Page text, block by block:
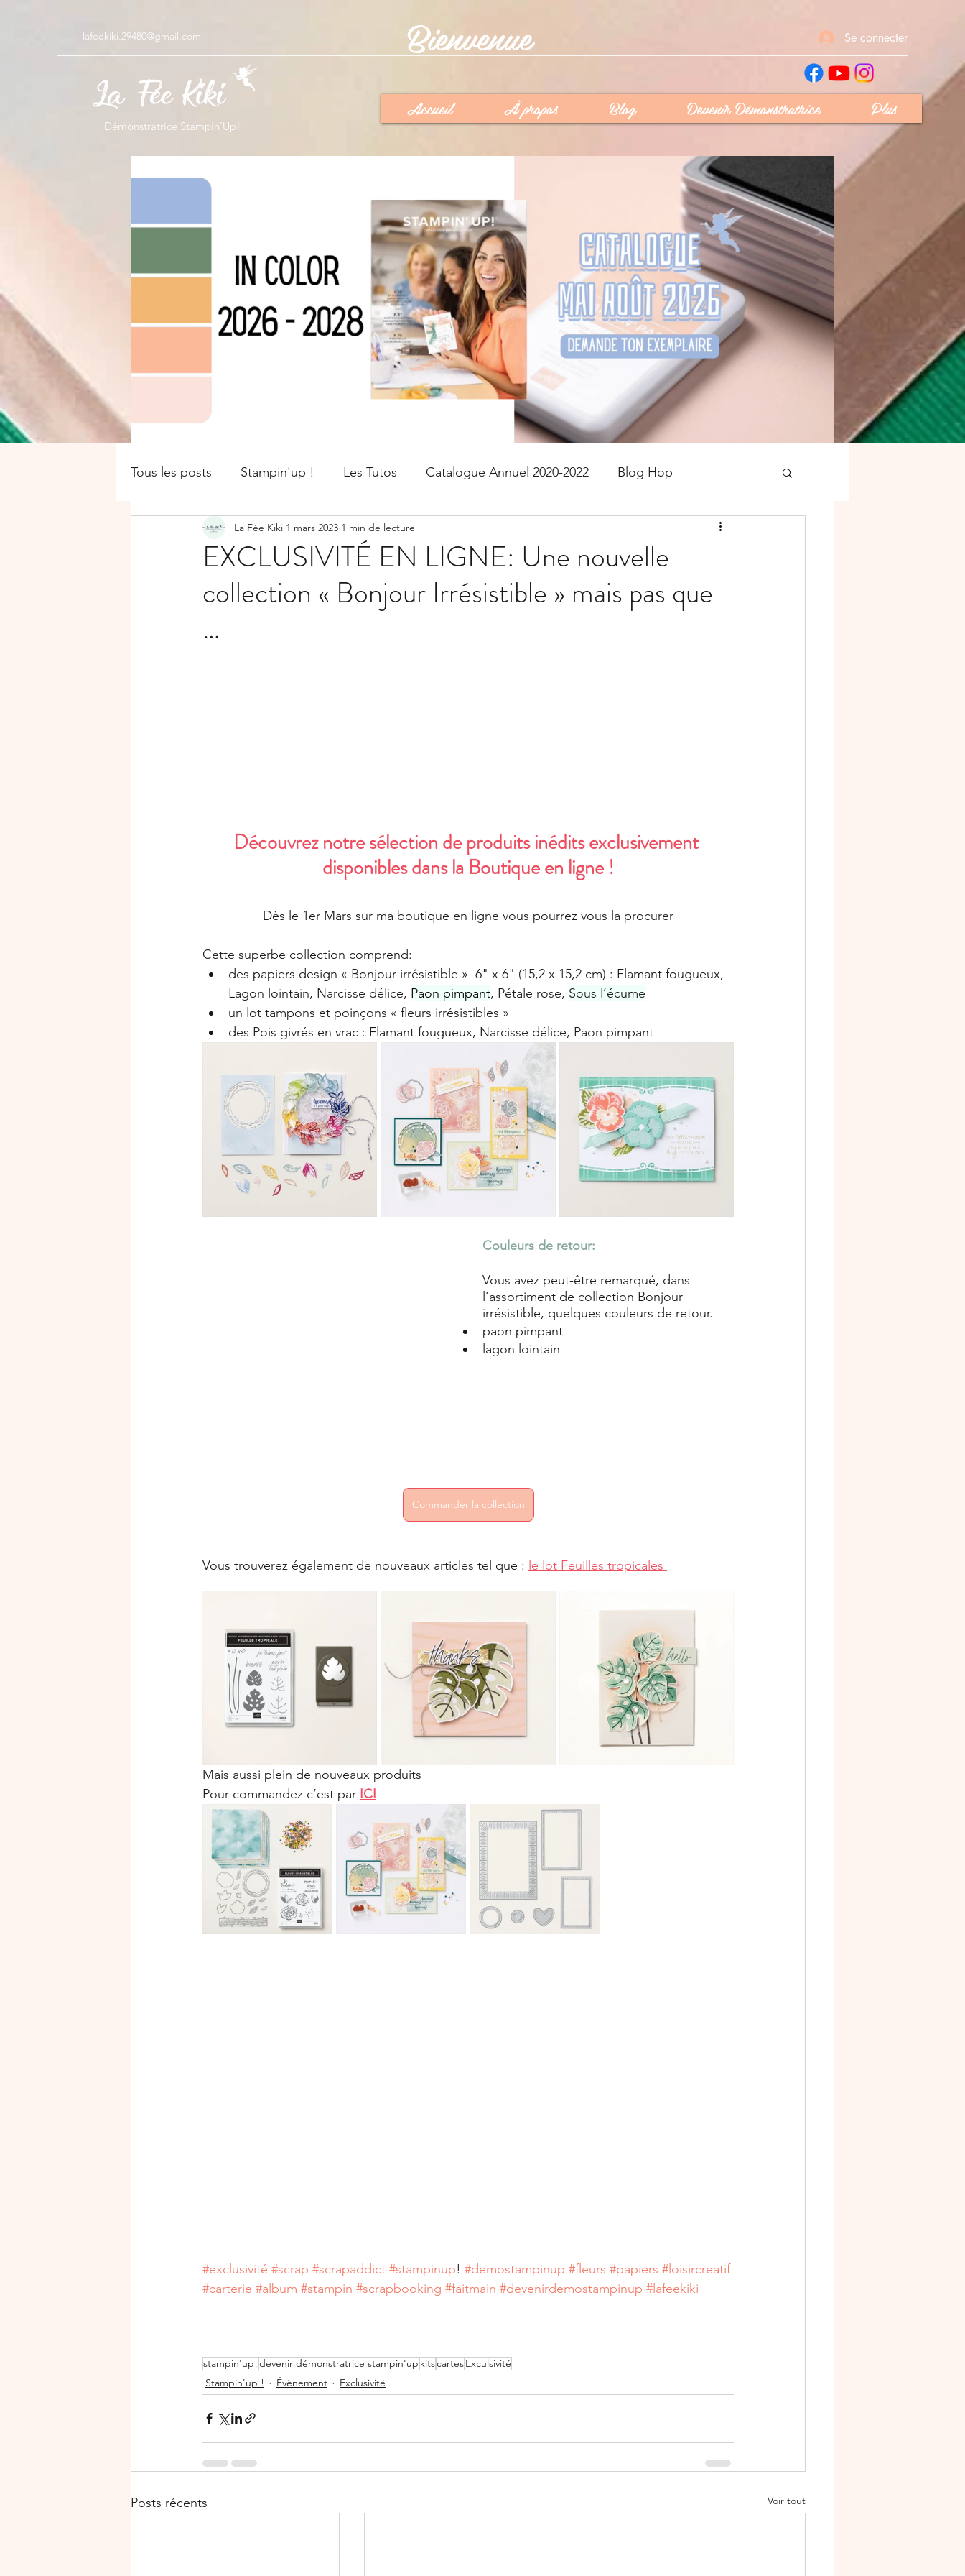
lafeekiki.29480@gmail.com Se connecter
Démonstratrice Stampin’Up!
Accueil À propos Blog Devenir Démonstratrice Plus
Bienvenue
Tous les posts Stampin'up ! Les Tutos Catalogue Annuel 2020-2022 Blog Hop
catalogue saisonnier Offres kits
SALE-A-BRATION Livraison gratuite Devenir Démonstratrice
EXCLUSIVITÉ EN LIGNE: Une nouvelle
collection « Bonjour Irrésistible » mais pas que
…
La Fée Kiki 1 mars 2023 1 min de lecture
Découvrez notre sélection de produits inédits exclusivement
disponibles dans la Boutique en ligne !
Dès le 1er Mars sur ma boutique en ligne vous pourrez vous la procurer
Cette superbe collection comprend:
des papiers design « Bonjour irrésistible »  6" x 6" (15,2 x 15,2 cm) : Flamant fougueux,
Lagon lointain, Narcisse délice, Paon pimpant, Pétale rose, Sous l’écume
un lot tampons et poinçons « fleurs irrésistibles »
des Pois givrés en vrac : Flamant fougueux, Narcisse délice, Paon pimpant
Couleurs de retour:
Vous avez peut-être remarqué, dans
l’assortiment de collection Bonjour
irrésistible, quelques couleurs de retour.
paon pimpant
lagon lointain
Commander la collection
Vous trouverez également de nouveaux articles tel que : le lot Feuilles tropicales
Mais aussi plein de nouveaux produits
Pour commandez c’est par ICI
#exclusivité #scrap #scrapaddict #stampinup! #demostampinup #fleurs #papiers #loisircreatif
#carterie #album #stampin #scrapbooking #faitmain #devenirdemostampinup #lafeekiki
stampin'up!devenir démonstratrice stampin'up kitscartesExculsivité
Stampin'up !
Évènement Exclusivité
Posts récents Voir tout